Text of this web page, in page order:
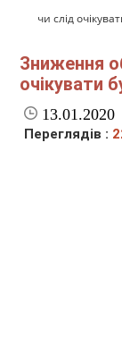
чи слід
Зниження
очікувати
13.01.2020
Переглядів :